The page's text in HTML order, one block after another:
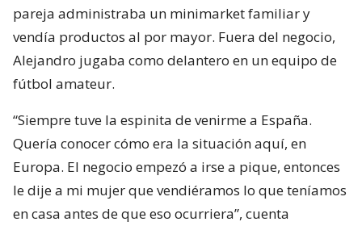
pareja administraba un minimarket familiar y
vendía productos al por mayor. Fuera del negocio,
Alejandro jugaba como delantero en un equipo de
fútbol amateur.
“Siempre tuve la espinita de venirme a España.
Quería conocer cómo era la situación aquí, en
Europa. El negocio empezó a irse a pique, entonces
le dije a mi mujer que vendiéramos lo que teníamos
en casa antes de que eso ocurriera”, cuenta